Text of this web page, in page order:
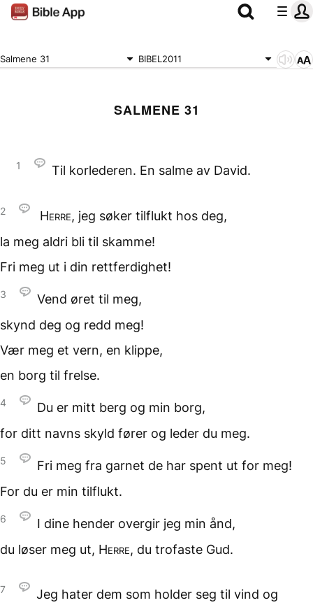
Salmene 31 BIBEL2011
SALMENE 31
1 Til korlederen. En salme av David.
2 Herre, jeg søker tilflukt hos deg,
la meg aldri bli til skamme!
Fri meg ut i din rettferdighet!
3
Vend øret til meg,
skynd deg og redd meg!
Vær meg et vern, en klippe,
en borg til frelse.
4 Du er mitt berg og min borg,
for ditt navns skyld fører og leder du meg.
5 Fri meg fra garnet de har spent ut for meg!
For du er min tilflukt.
6 I dine hender overgir jeg min ånd,
du løser meg ut, Herre, du trofaste Gud.
7 Jeg hater dem som holder seg til vind og